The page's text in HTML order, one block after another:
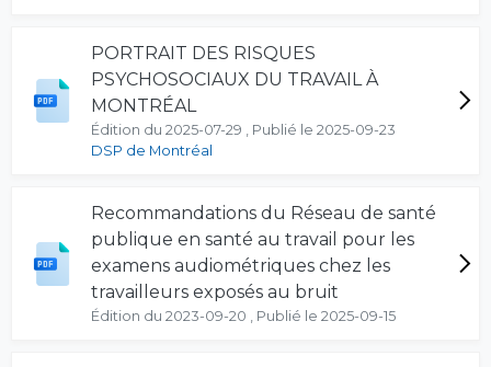
PORTRAIT DES RISQUES
PSYCHOSOCIAUX DU TRAVAIL À
MONTRÉAL
Édition du 2025-07-29 , Publié le 2025-09-23
DSP de Montréal
Recommandations du Réseau de santé
publique en santé au travail pour les
examens audiométriques chez les
travailleurs exposés au bruit
Édition du 2023-09-20 , Publié le 2025-09-15